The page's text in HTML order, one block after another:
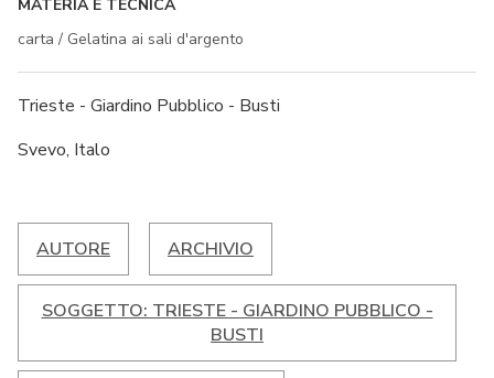
MATERIA E TECNICA
carta / Gelatina ai sali d'argento
Trieste - Giardino Pubblico - Busti
Svevo, Italo
AUTORE ARCHIVIO
SOGGETTO: TRIESTE - GIARDINO PUBBLICO -
BUSTI